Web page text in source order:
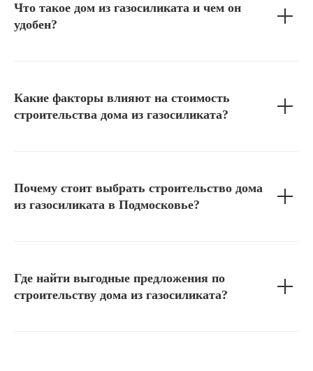
Что такое дом из газосиликата и чем он
удобен?
Какие факторы влияют на стоимость
строительства дома из газосиликата?
Почему стоит выбрать строительство дома
из газосиликата в Подмосковье?
Где найти выгодные предложения по
строительству дома из газосиликата?